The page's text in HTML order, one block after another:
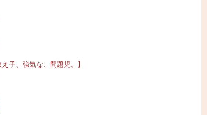
子、強気な、問題児。】